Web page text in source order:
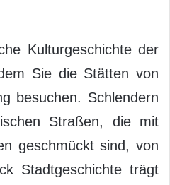
Kulturgeschichte der
Sie die Stätten von
besuchen. Schlendern
Straßen, die mit
geschmückt sind, von
Stadtgeschichte trägt